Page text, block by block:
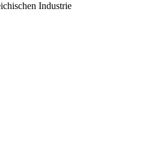
Industrie